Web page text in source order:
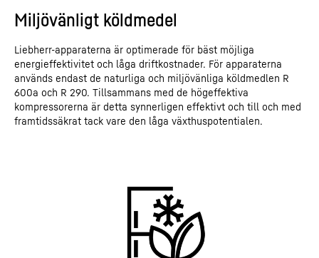
Miljövänligt köldmedel
Liebherr-apparaterna är optimerade för bäst möjliga
energieffektivitet och låga driftkostnader. För apparaterna
används endast de naturliga och miljövänliga köldmedlen R
600a och R 290. Tillsammans med de högeffektiva
kompressorerna är detta synnerligen effektivt och till och med
framtidssäkrat tack vare den låga växthuspotentialen.